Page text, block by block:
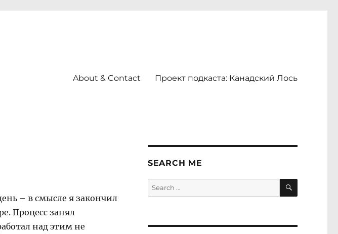
About & Contact Проект подкаста: Канадский Лось
– в смысле я закончил
Процесс занял
над этим не
SEARCH ME
Search
for:
SEARCH